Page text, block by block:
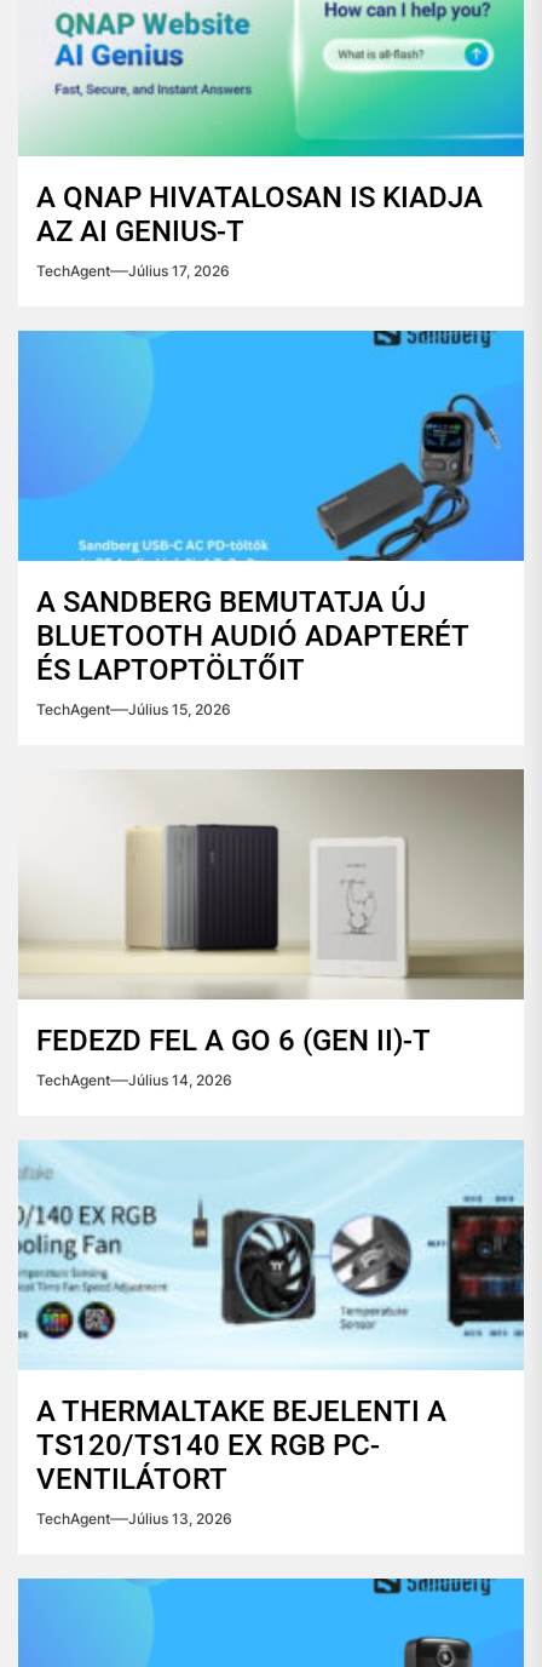
A QNAP HIVATALOSAN IS KIADJA
AZ AI GENIUS-T
TechAgent Július 17, 2026
A SANDBERG BEMUTATJA ÚJ
BLUETOOTH AUDIÓ ADAPTERÉT
ÉS LAPTOPTÖLTŐIT
TechAgent Július 15, 2026
FEDEZD FEL A GO 6 (GEN II)-T
TechAgent Július 14, 2026
A THERMALTAKE BEJELENTI A
TS120/TS140 EX RGB PC-
VENTILÁTORT
TechAgent Július 13, 2026